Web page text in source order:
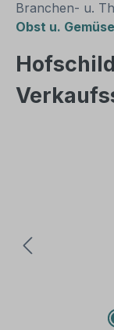
Branchen- u.
Obst u.